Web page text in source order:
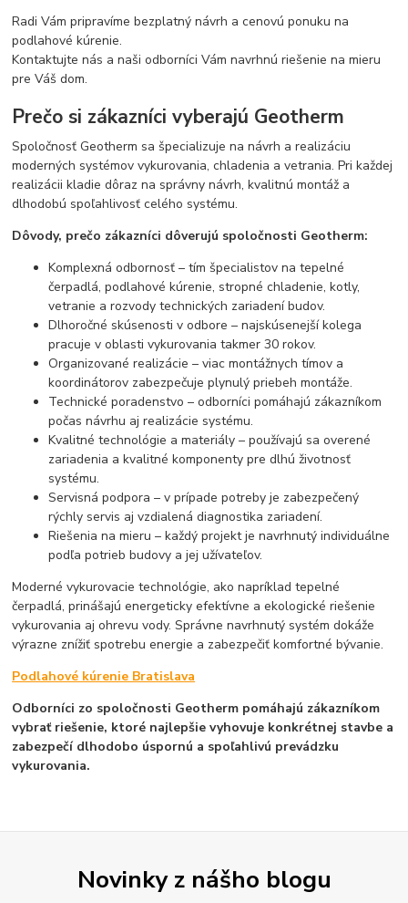
Radi Vám pripravíme bezplatný návrh a cenovú ponuku na
podlahové kúrenie.
Kontaktujte nás a naši odborníci Vám navrhnú riešenie na mieru
pre Váš dom.
Prečo si zákazníci vyberajú Geotherm
Spoločnosť Geotherm sa špecializuje na návrh a realizáciu
moderných systémov vykurovania, chladenia a vetrania. Pri každej
realizácii kladie dôraz na správny návrh, kvalitnú montáž a
dlhodobú spoľahlivosť celého systému.
Dôvody, prečo zákazníci dôverujú spoločnosti Geotherm:
Komplexná odbornosť – tím špecialistov na tepelné
čerpadlá, podlahové kúrenie, stropné chladenie, kotly,
vetranie a rozvody technických zariadení budov.
Dlhoročné skúsenosti v odbore – najskúsenejší kolega
pracuje v oblasti vykurovania takmer 30 rokov.
Organizované realizácie – viac montážnych tímov a
koordinátorov zabezpečuje plynulý priebeh montáže.
Technické poradenstvo – odborníci pomáhajú zákazníkom
počas návrhu aj realizácie systému.
Kvalitné technológie a materiály – používajú sa overené
zariadenia a kvalitné komponenty pre dlhú životnosť
systému.
Servisná podpora – v prípade potreby je zabezpečený
rýchly servis aj vzdialená diagnostika zariadení.
Riešenia na mieru – každý projekt je navrhnutý individuálne
podľa potrieb budovy a jej užívateľov.
Moderné vykurovacie technológie, ako napríklad tepelné
čerpadlá, prinášajú energeticky efektívne a ekologické riešenie
vykurovania aj ohrevu vody. Správne navrhnutý systém dokáže
výrazne znížiť spotrebu energie a zabezpečiť komfortné bývanie.
Podlahové kúrenie Bratislava
Odborníci zo spoločnosti Geotherm pomáhajú zákazníkom
vybrať riešenie, ktoré najlepšie vyhovuje konkrétnej stavbe a
zabezpečí dlhodobo úspornú a spoľahlivú prevádzku
vykurovania.
Novinky z nášho blogu